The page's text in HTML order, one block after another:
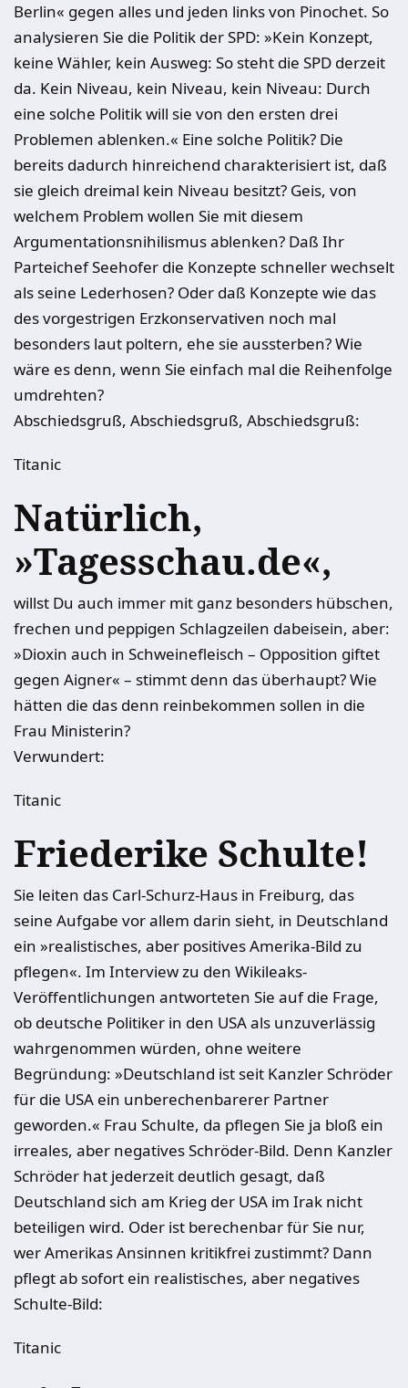
Berlin« gegen alles und jeden links von Pinochet. So
analysieren Sie die Politik der SPD: »Kein Konzept,
keine Wähler, kein Ausweg: So steht die SPD derzeit
da. Kein Niveau, kein Niveau, kein Niveau: Durch
eine solche Politik will sie von den ersten drei
Problemen ablenken.« Eine solche Politik? Die
bereits dadurch hinreichend charakterisiert ist, daß
sie gleich dreimal kein Niveau besitzt? Geis, von
welchem Problem wollen Sie mit diesem
Argumentationsnihilismus ablenken? Daß Ihr
Parteichef Seehofer die Konzepte schneller wechselt
als seine Lederhosen? Oder daß Konzepte wie das
des vorgestrigen Erzkonservativen noch mal
besonders laut poltern, ehe sie aussterben? Wie
wäre es denn, wenn Sie einfach mal die Reihenfolge
umdrehten?
Abschiedsgruß, Abschiedsgruß, Abschiedsgruß:
Titanic
Natürlich,
»Tagesschau.de«,
willst Du auch immer mit ganz besonders hübschen,
frechen und peppigen Schlagzeilen dabeisein, aber:
»Dioxin auch in Schweinefleisch – Opposition giftet
gegen Aigner« – stimmt denn das überhaupt? Wie
hätten die das denn reinbekommen sollen in die
Frau Ministerin?
Verwundert:
Titanic
Friederike Schulte!
Sie leiten das Carl-Schurz-Haus in Freiburg, das
seine Aufgabe vor allem darin sieht, in Deutschland
ein »realistisches, aber positives Amerika-Bild zu
pflegen«. Im Interview zu den Wikileaks-
Veröffentlichungen antworteten Sie auf die Frage,
ob deutsche Politiker in den USA als unzuverlässig
wahrgenommen würden, ohne weitere
Begründung: »Deutschland ist seit Kanzler Schröder
für die USA ein unberechenbarerer Partner
geworden.« Frau Schulte, da pflegen Sie ja bloß ein
irreales, aber negatives Schröder-Bild. Denn Kanzler
Schröder hat jederzeit deutlich gesagt, daß
Deutschland sich am Krieg der USA im Irak nicht
beteiligen wird. Oder ist berechenbar für Sie nur,
wer Amerikas Ansinnen kritikfrei zustimmt? Dann
pflegt ab sofort ein realistisches, aber negatives
Schulte-Bild:
Titanic